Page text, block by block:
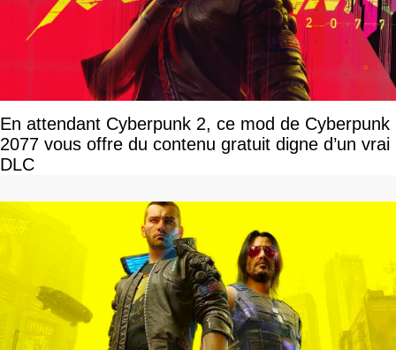
En attendant Cyberpunk 2, ce mod de Cyberpunk
2077 vous offre du contenu gratuit digne d’un vrai
DLC